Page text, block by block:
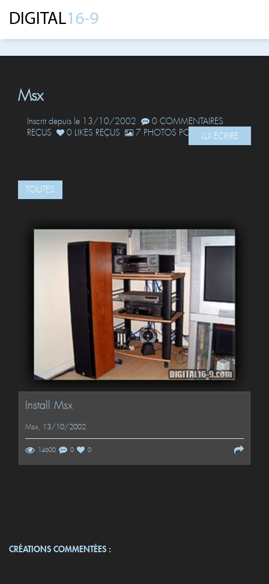
Msx
Inscrit depuis le 13/10/2002
0 COMMENTAIRES
REÇUS
0 LIKES REÇUS 7 PHOTOS POSTÉESLUI ÉCRIRE
TOUTES
Install Msx
Msx, 13/10/2002
14600 0 0
CRÉATIONS COMMENTÉES :